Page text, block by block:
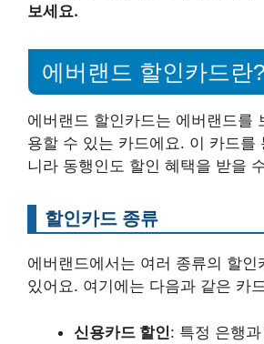
보세요.
에버랜드 할인카드란?
에버랜드 할인카드는 에버랜드를
용할 수 있는 카드에요. 이 카드를
니라 동행인도 할인 혜택을 받을
할인카드 종류
에버랜드에서는 여러 종류의 할인
있어요. 여기에는 다음과 같은 카
신용카드 할인: 특정 은행